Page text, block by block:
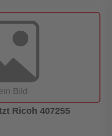
Ricoh 407255